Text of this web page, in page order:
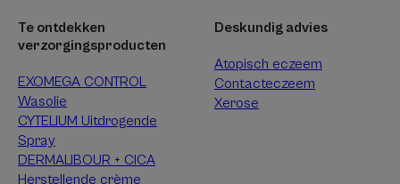
Te ontdekken
verzorgingsproducten
EXOMEGA CONTROL
Wasolie
CYTELIUM Uitdrogende
Spray
DERMALIBOUR + CICA
Herstellende crème
Deskundig advies
Atopisch eczeem
Contacteczeem
Xerose